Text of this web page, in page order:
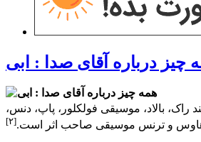
چیز درباره آقای صدا : ابی
راک، بالاد، موسیقی فولکلور، پاپ، دنس،
و ترنس موسیقی صاحب اثر است.[۲]